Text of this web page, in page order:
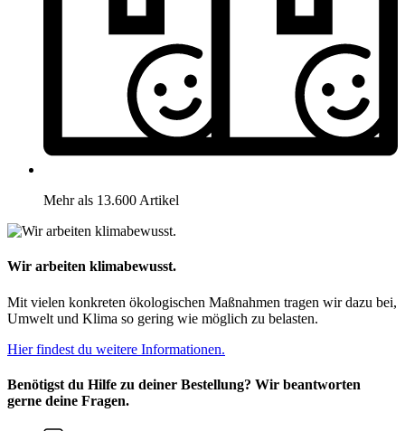
Mehr als 13.600 Artikel
Wir arbeiten klimabewusst.
Mit vielen konkreten ökologischen Maßnahmen tragen wir dazu bei,
Umwelt und Klima so gering wie möglich zu belasten.
Hier findest du weitere Informationen.
Benötigst du Hilfe zu deiner Bestellung? Wir beantworten
gerne deine Fragen.